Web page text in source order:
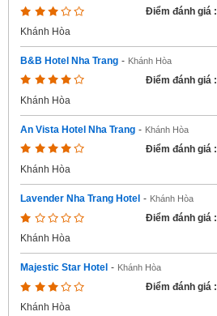
Điểm đánh giá :
Khánh Hòa
B&B Hotel Nha Trang - Khánh Hòa
Điểm đánh giá :
Khánh Hòa
An Vista Hotel Nha Trang - Khánh Hòa
Điểm đánh giá :
Khánh Hòa
Lavender Nha Trang Hotel - Khánh Hòa
Điểm đánh giá :
Khánh Hòa
Majestic Star Hotel - Khánh Hòa
Điểm đánh giá :
Khánh Hòa